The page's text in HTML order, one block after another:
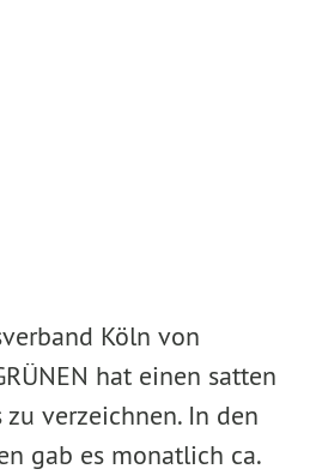
Köln von
hat einen satten
verzeichnen. In den
gab es monatlich ca.